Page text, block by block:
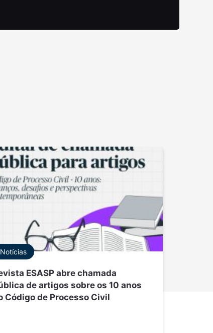
Notícias
ESASP abre chamada
de artigos sobre os 10 anos
Código de Processo Civil